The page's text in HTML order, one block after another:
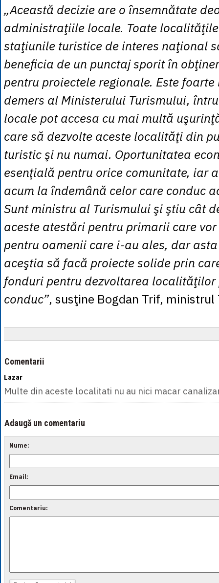
„Această decizie are o însemnătate
administraţiile locale. Toate
staţiunile turistice de interes naţional
beneficia de un punctaj sporit în
pentru proiectele regionale. Este
demers al Ministerului Turismului,
locale pot accesa cu mai multă
care să dezvolte aceste localităţi din
turistic şi nu numai. Oportunitatea
esenţială pentru orice comunitate, iar
acum la îndemână celor care conduc
Sunt ministru al Turismului şi ştiu cât
aceste atestări pentru primarii care
pentru oamenii care i-au ales, dar
aceştia să facă proiecte solide prin
fonduri pentru dezvoltarea localităţilor
conduc”, susţine Bogdan Trif,
Comentarii
Lazar
Multe din aceste localitati nu au nici macar
Adaugă un comentariu
Nume:
Email:
Comentariu: